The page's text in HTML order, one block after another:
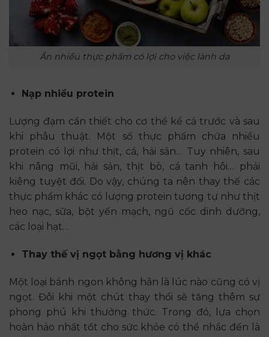
Ăn nhiều thực phẩm có lợi cho việc lành da
Nạp nhiều protein
Lượng đạm cần thiết cho cơ thể kể cả trước và sau
khi phẫu thuật. Một số thực phẩm chứa nhiều
protein có lợi như thịt, cá, hải sản… Tuy nhiên, sau
khi nâng mũi, hải sản, thịt bò, cá tanh hôi… phải
kiêng tuyệt đối. Do vậy, chúng ta nên thay thế các
thực phẩm khác có lượng protein tương tự như thịt
heo nạc, sữa, bột yến mạch, ngũ cốc dinh dưỡng,
các loại hạt…
Thay thế vị ngọt bằng hương vị khác
Một loại bánh ngon không hẳn là lúc nào cũng có vị
ngọt. Đôi khi một chút thay thổi sẽ tăng thêm sự
phong phú khi thưởng thức. Trong đó, lựa chọn
hoàn hảo nhất tốt cho sức khỏe có thể nhắc đến là